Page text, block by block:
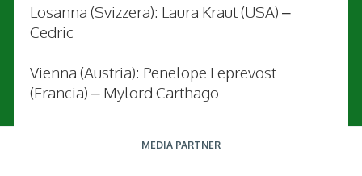
Losanna (Svizzera): Laura Kraut (USA) –
Cedric
Vienna (Austria): Penelope Leprevost
(Francia) – Mylord Carthago
MEDIA PARTNER